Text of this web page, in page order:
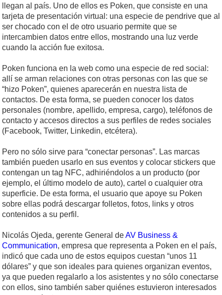
llegan al país. Uno de ellos es Poken, que consiste en una
tarjeta de presentación virtual: una especie de pendrive que al
ser chocado con el de otro usuario permite que se
intercambien datos entre ellos, mostrando una luz verde
cuando la acción fue exitosa.
Poken funciona en la web como una especie de red social:
allí se arman relaciones con otras personas con las que se
“hizo Poken”, quienes aparecerán en nuestra lista de
contactos. De esta forma, se pueden conocer los datos
personales (nombre, apellido, empresa, cargo), teléfonos de
contacto y accesos directos a sus perfiles de redes sociales
(Facebook, Twitter, Linkedin, etcétera).
Pero no sólo sirve para “conectar personas”. Las marcas
también pueden usarlo en sus eventos y colocar stickers que
contengan un tag NFC, adhiriéndolos a un producto (por
ejemplo, el último modelo de auto), cartel o cualquier otra
superficie. De esta forma, el usuario que apoye su Poken
sobre ellas podrá descargar folletos, fotos, links y otros
contenidos a su perfil.
Nicolás Ojeda, gerente General deAV Business &
Communication, empresa que representa a Poken en el país,
indicó que cada uno de estos equipos cuestan “unos 11
dólares” y que son ideales para quienes organizan eventos,
ya que pueden regalarlo a los asistentes y no sólo conectarse
con ellos, sino también saber quiénes estuvieron interesados